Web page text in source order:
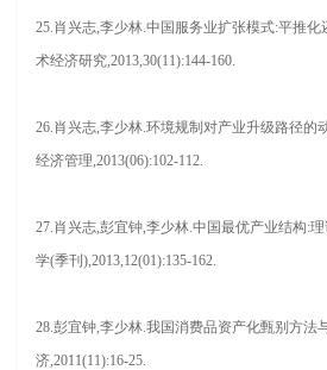
25.肖兴志,李少林.中国服务业扩张模式:平推
术经济研究,2013,30(11):144-160.
26.肖兴志,李少林.环境规制对产业升级路径的
经济管理,2013(06):102-112.
27.肖兴志,彭宜钟,李少林.中国最优产业结构:
学(季刊),2013,12(01):135-162.
28.彭宜钟,李少林.我国消费品资产化甄别方法
济,2011(11):16-25.